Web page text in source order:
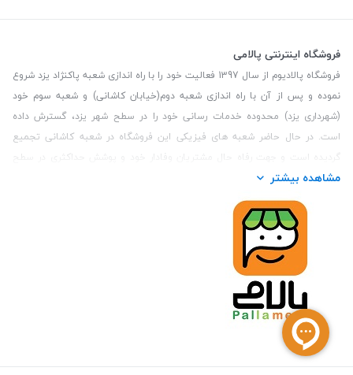
فروشگاه اینترنتی پالامی
فروشگاه پالادیوم از سال 1397 فعالیت خود را با راه اندازی شعبه پاکنژاد یزد شروع
نموده و پس از آن با راه اندازی شعبه دوم(خیابان کاشانی) و شعبه سوم خود
(شهرداری یزد) محدوده خدمات رسانی خود را در سطح شهر یزد، گسترش داده
است. در حال حاضر شعبه های فیزیکی این فروشگاه در شعبه کاشانی تجمیع
گردیده است و جهت رفاه حال مشتریان وفادار خود و پوشش حداکثری در سطح
استان یزد و همچنین مشتریان سطح کشور، فروشگاه اینترنتی پالامی را راه اندازی
نموده است. هدف فروشگاه اینترنتی پالامی فراهم نمودن یک خرید اینترنتی
مطمئن، با کالاهای متنوع، باکیفیت و دارای قیمت مناسب می باشد که مشتری
بتواند در مدت زمان کوتاه کالاهای خود را سفارش داده و در زمان مورد نظر خود
تحویل بگیرد و در صورت وجود عدم تطابق سفارش و کالای تحویل شده ضمانت
بازگشت کالا هم داشته باشد. سابقه درخشان در فروش حضوری و جذب مشتریان و
انعقاد قرارداد با ارگان های دولتی و خصوصی از افتخارات این مجموعه می باشد.
یکی از مهم‌ترین دغدغه‌های کاربران خرید اینترنتی، این است که کالای خریداری
شده در زمان مورد نظر آنها بدستشان برسد، لذا فروشگاه اینترنتی پالامی این
قابلیت را دارد تا علاوه بر روش تعیین روز و ساعت تحویل سفارش به مشتری،
مشاهده بیشتر